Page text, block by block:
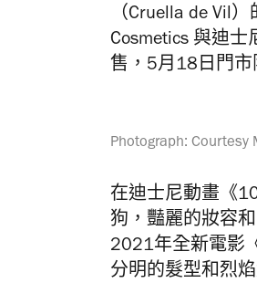
（Cruella de Vil
Cosmetics 與迪
售，5月18日門市
Photograph: Courtesy
在迪士尼動畫《
狗，豔麗的妝容
2021年全新電影
分明的髮型和烈